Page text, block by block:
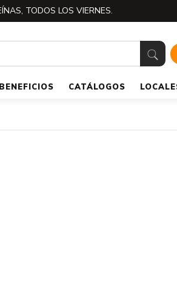
TODOS LOS VIERNES.
BENEFICIOS CATÁLOGOS